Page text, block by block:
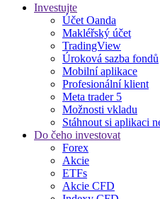
Investujte
Účet Oanda
Makléřský účet
TradingView
Úroková sazba fondů
Mobilní aplikace
Profesionální klient
Meta trader 5
Možnosti vkladu
Stáhnout si aplikaci
Do čeho investovat
Forex
Akcie
ETFs
Akcie CFD